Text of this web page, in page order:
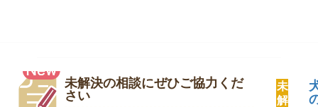
未解決の相談にぜひご協力くだ
さい
未
解